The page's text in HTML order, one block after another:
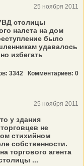
25 ноября 2011
столицы
налета на дом
было
удавалось
избегать
3342 Комментариев: 0
25 ноября 2011
у здания
не
стихийном
собственности.
торгового агента
...